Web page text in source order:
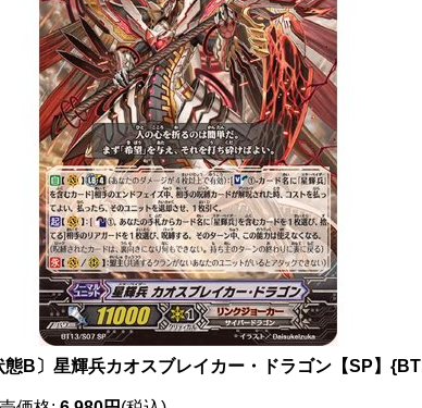
態B〕星輝兵カオスブレイカー・ドラゴン【SP】